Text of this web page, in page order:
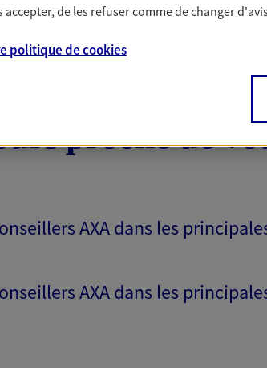
proche de
AXA dans les
AXA dans les
accepter, de les refuser comme de changer
politique decookies